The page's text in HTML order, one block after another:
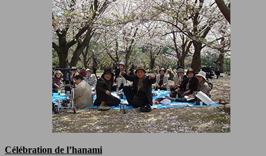
Célébration de l’hanami